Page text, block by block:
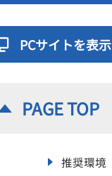
PCサイトを表示
PAGE TOP
推奨環境